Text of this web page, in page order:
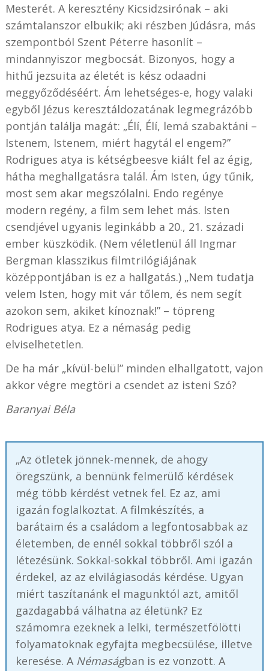
Mesterét. A keresztény Kicsidzsirónak – aki
számtalanszor elbukik; aki részben Júdásra, más
szempontból Szent Péterre hasonlít –
mindannyiszor megbocsát. Bizonyos, hogy a
hithű jezsuita az életét is kész odaadni
meggyőződéséért. Ám lehetséges-e, hogy valaki
egyből Jézus keresztáldozatának legmegrázóbb
pontján találja magát: „Élí, Élí, lemá szabaktáni –
Istenem, Istenem, miért hagytál el engem?”
Rodrigues atya is kétségbeesve kiált fel az égig,
hátha meghallgatásra talál. Ám Isten, úgy tűnik,
most sem akar megszólalni. Endo regénye
modern regény, a film sem lehet más. Isten
csendjével ugyanis leginkább a 20., 21. századi
ember küszködik. (Nem véletlenül áll Ingmar
Bergman klasszikus filmtrilógiájának
középpontjában is ez a hallgatás.) „Nem tudatja
velem Isten, hogy mit vár tőlem, és nem segít
azokon sem, akiket kínoznak!” – töpreng
Rodrigues atya. Ez a némaság pedig
elviselhetetlen.
De ha már „kívül-belül” minden elhallgatott, vajon
akkor végre megtöri a csendet az isteni Szó?
Baranyai Béla
„Az ötletek jönnek-mennek, de ahogy
öregszünk, a bennünk felmerülő kérdések
még több kérdést vetnek fel. Ez az, ami
igazán foglalkoztat. A filmkészítés, a
barátaim és a családom a legfontosabbak az
életemben, de ennél sokkal többről szól a
létezésünk. Sokkal-sokkal többről. Ami igazán
érdekel, az az elvilágiasodás kérdése. Ugyan
miért taszítanánk el magunktól azt, amitől
gazdagabbá válhatna az életünk? Ez
számomra ezeknek a lelki, természetfölötti
folyamatoknak egyfajta megbecsülése, illetve
keresése. A Némaságban is ez vonzott. A